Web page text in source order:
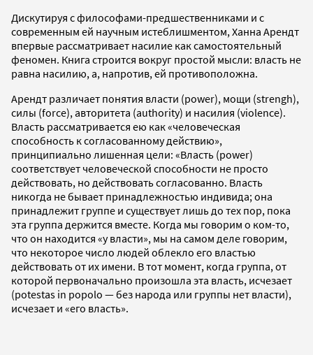
Дискутируя с философами-предшественниками и с
современным ей научным истеблишментом, Ханна Арендт
впервые рассматривает насилие как самостоятельный
феномен. Книга строится вокруг простой мысли: власть не
равна насилию, а, напротив, ей противоположна.
Арендт различает понятия власти (power), мощи (strengh),
силы (force), авторитета (authority) и насилия (violence).
Власть рассматривается ею как «человеческая
способность к согласованному действию»,
принципиально лишенная цели: «Власть (power)
соответствует человеческой способности не просто
действовать, но действовать согласованно. Власть
никогда не бывает принадлежностью индивида; она
принадлежит группе и существует лишь до тех пор, пока
эта группа держится вместе. Когда мы говорим о ком-то,
что он находится «у власти», мы на самом деле говорим,
что некоторое число людей облекло его властью
действовать от их имени. В тот момент, когда группа, от
которой первоначально произошла эта власть, исчезает
(potestas in popolo — без народа или группы нет власти),
исчезает и «его власть».